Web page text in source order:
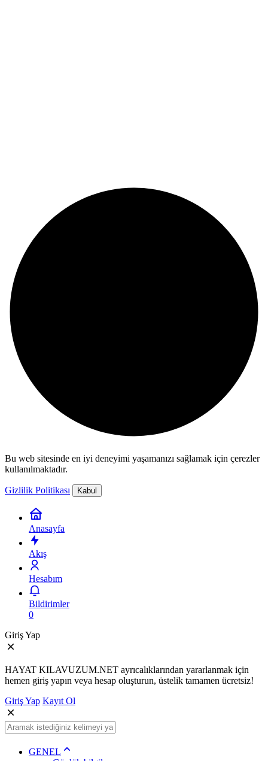
Bu web sitesinde en iyi deneyimi yaşamanızı sağlamak için çerezler
kullanılmaktadır.
Gizlilik Politikası Kabul
Anasayfa
Akış
Hesabım
Bildirimler
0
Giriş Yap
HAYAT KILAVUZUM.NET ayrıcalıklarından yararlanmak için
hemen giriş yapın veya hesap oluşturun, üstelik tamamen ücretsiz!
Giriş Yap Kayıt Ol
GENEL